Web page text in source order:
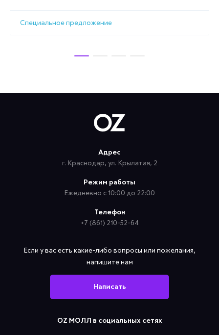
Специальное предложение
Адрес
г. Краснодар, ул. Крылатая, 2
Режим работы
Ежедневно с 10:00 до 22:00
Телефон
+7 (861) 210-52-64
Если у вас есть какие-либо вопросы или пожелания,
напишите нам
Написать
OZ МОЛЛ в социальных сетях